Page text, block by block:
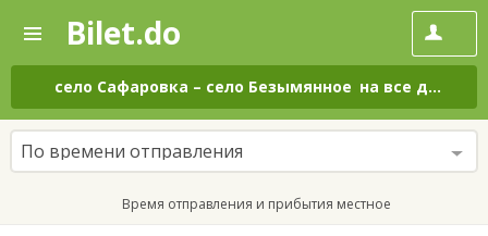
—
Поиск
и
покупка
билетов
на
автобус
онлайн
Bilet.do
село Сафаровка – село Безымянное на все дни
По времени отправления
Время отправления и прибытия местное